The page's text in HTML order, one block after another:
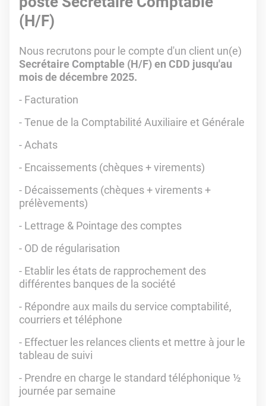
(H/F)
Nous recrutons pour le compte d'un client un(e)
Secrétaire Comptable (H/F) en CDD jusqu'au
mois de décembre 2025.
- Facturation
- Tenue de la Comptabilité Auxiliaire et Générale
- Achats
- Encaissements (chèques + virements)
- Décaissements (chèques + virements +
prélèvements)
- Lettrage & Pointage des comptes
- OD de régularisation
- Etablir les états de rapprochement des
différentes banques de la société
- Répondre aux mails du service comptabilité,
courriers et téléphone
- Effectuer les relances clients et mettre à jour le
tableau de suivi
- Prendre en charge le standard téléphonique ½
journée par semaine